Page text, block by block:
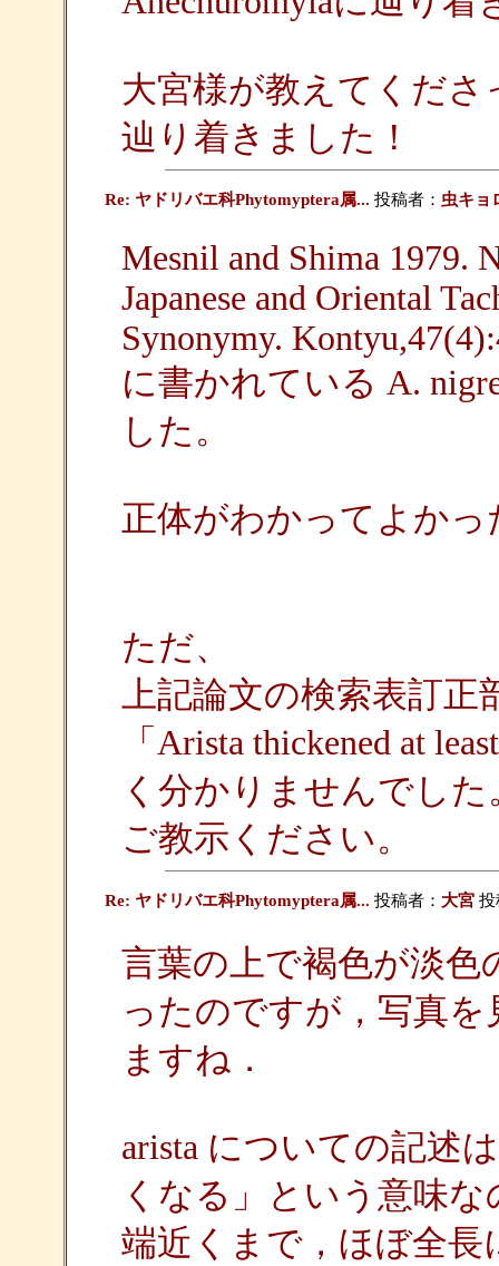
大宮様が教えてくださ
辿り着きました！
Re: ヤドリバエ科Phytomyptera属... 投稿者： 虫キョ
Mesnil and Shima 1979.
Japanese and Oriental
Synonymy.
に書かれている A.
した。
正体がわかってよかっ
ただ、
上記論文の検索表訂
「Arista thickened at
く分かりませんでした
ご教示ください。
Re: ヤドリバエ科Phytomyptera属... 投稿者： 大宮 投
言葉の上で褐色が淡
ったのですが，写真
ますね．
arista についての記述
くなる」という意味
端近くまで，ほぼ全